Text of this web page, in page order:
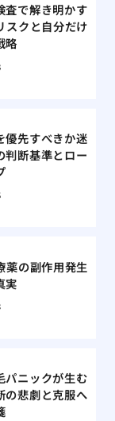
査で解き明かす
スクと自分だけ
略
優先すべきか迷
判断基準とロー
薬の副作用発生
実
パニックが生む
の悲劇と克服へ